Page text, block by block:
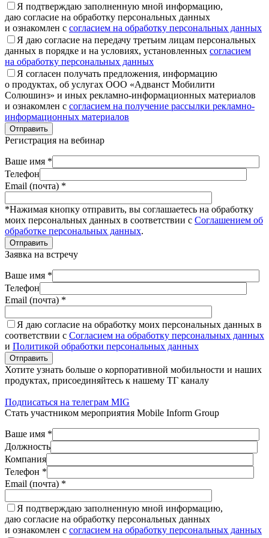
Я подтверждаю заполненную мной информацию,
даю согласие на обработку персональных данных
и ознакомлен с согласием на обработку персональных данных
Я даю согласие на передачу третьим лицам персональных
данных в порядке и на условиях, установленных согласием
на обработку персональных данных
Я согласен получать предложения, информацию
о продуктах, об услугах ООО «Адванст Мобилити
Солюшинз» и иных рекламно-информационных материалов
и ознакомлен с согласием на получение рассылки рекламно-
информационных материалов
Отправить
Регистрация на вебинар
Ваше имя *
Телефон
Email (почта) *
*Нажимая кнопку отправить, вы соглашаетесь на обработку
моих персональных данных в соответствии с Соглашением об
обработке персональных данных.
Отправить
Заявка на встречу
Ваше имя *
Телефон
Email (почта) *
Я даю согласие на обработку моих персональных данных в
соответствии с Согласием на обработку персональных данных
и Политикой обработки персональных данных
Отправить
Хотите узнать больше о корпоративной мобильности и наших
продуктах, присоединяйтесь к нашему ТГ каналу
Подписаться на телеграм MIG
Стать участником мероприятия Mobile Inform Group
Ваше имя *
Должность
Компания
Телефон *
Email (почта) *
Я подтверждаю заполненную мной информацию,
даю согласие на обработку персональных данных
и ознакомлен с согласием на обработку персональных данных